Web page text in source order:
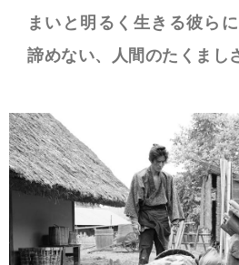
まいと明るく生きる彼ら
諦めない、人間のたくまし